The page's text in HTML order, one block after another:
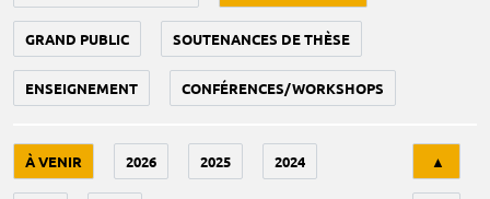
GRAND PUBLIC SOUTENANCES DE THÈSE
ENSEIGNEMENT CONFÉRENCES/WORKSHOPS
À VENIR 2026 2025 2024 ▲